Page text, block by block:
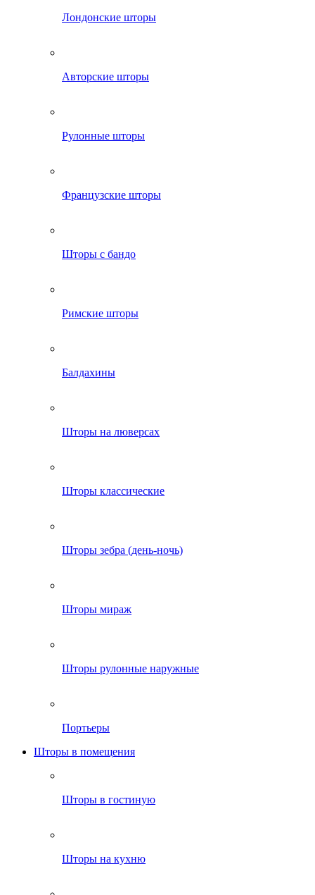
Лондонские шторы
Авторские шторы
Рулонные шторы
Французские шторы
Шторы с бандо
Римские шторы
Балдахины
Шторы на люверсах
Шторы классические
Шторы зебра (день-ночь)
Шторы мираж
Шторы рулонные наружные
Портьеры
Шторы в помещения
Шторы в гостиную
Шторы на кухню